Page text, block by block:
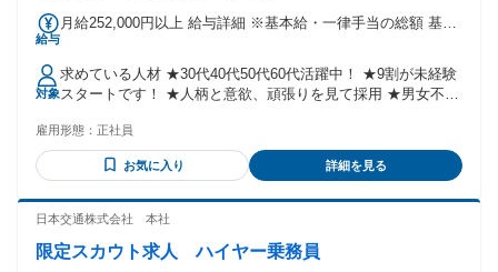
━━━☆・…━━━☆ ﹎﹎﹎﹎﹎﹎﹎﹎﹎﹎﹎ スタッフイン
販売の仕事をしていましたが、 今の職場では任される範囲が
広くて驚きました。 査定や仕入れだけでなく、 キャンペーン
大きなやりがいにつながっています。 また、先輩から専門的
な 査定ノウハウを学びながら、 自分自身の「目利き力」を磨
ける環境なので、 日々スキルアップしている実感がありま
査定を任されるようになり、 キャリアアップも可能です。 自
分が仕入れた商品をお客様が 「これ欲しかった！」 と喜んで
くださる瞬間は格別で、 専門職として成長しながら 楽しく働
給与
月給252,000円以上 給与詳細 ※基本給・一律手当の総額 基本
に一律で支払われる通勤・皆勤・家族手当金額：なし 全員に
一律で支払われるその他手当金額：あり 1ヶ月あたり1万1000
円 （基本給：24万1000円＋一律精勤手当：1万1000円） 【別
途手当】 ◆時間外手当 ※残業代は1分単位で支給。 ◆出張手
（担当先の決定・着任後：7000円/月） ◆精勤手当（2000円
／月、勤務年数に合わせて＋2000円／年 ※上限1万円） ◆職
能手当（入社5年経過後優秀者に支給：4000円／年 上限4万円
※60歳まで） ◆特殊技能手当 ├左ハンドル対応：2万円／月
├高級車（3000万円以上の車両）運転対応：2万円／月 └外国
語対応：2万円／月） ◆賞与年2回（6月・12月） ◆昇給制度
対象
求めている人材 ★30代40代50代60代活躍中！ ★9割が未経験
スタートです！ ★人柄と意欲、頑張りを見て採用 ★男女不問
動車第一種運転免許（AT限定可） 【歓迎条件】 ◆車の運転が
好きな方 ◆社会人経験が10年以上ある方 【こんな方にピッタ
リ】 ◆自分の時間も大切にしたい ◆丁寧さ・気配りを大切に
高い仕事がしたい 60代定年のタイミングで 入社した方も活躍
【社員インタビュー】 ＜Aさん＞前職／大手飲料メーカー営
雇用形態： 正社員
お気に入り 詳細を見る
日本交通株式会社 本社
限定スカウト求人 ハイヤー乗務員